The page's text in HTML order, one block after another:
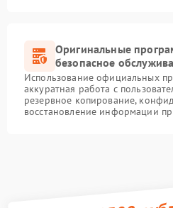
Оригинальные
безопасное
Использование официальных
аккуратная работа с
резервное копирование,
восстановление информации